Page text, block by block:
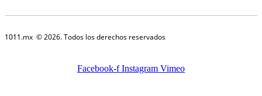
1011.mx © 2026. Todos los derechos reservados
Facebook-f Instagram Vimeo